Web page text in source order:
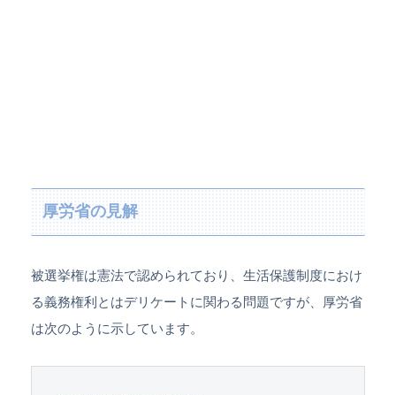
厚労省の見解
被選挙権は憲法で認められており、生活保護制度におけ
る義務権利とはデリケートに関わる問題ですが、厚労省
は次のように示しています。